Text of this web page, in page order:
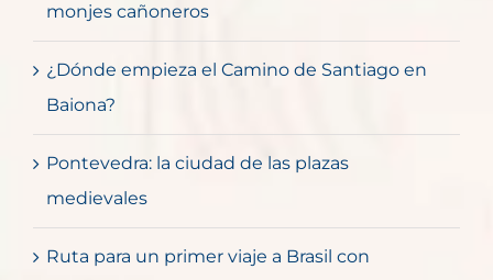
monjes cañoneros
¿Dónde empieza el Camino de Santiago en
Baiona?
Pontevedra: la ciudad de las plazas
medievales
Ruta para un primer viaje a Brasil con